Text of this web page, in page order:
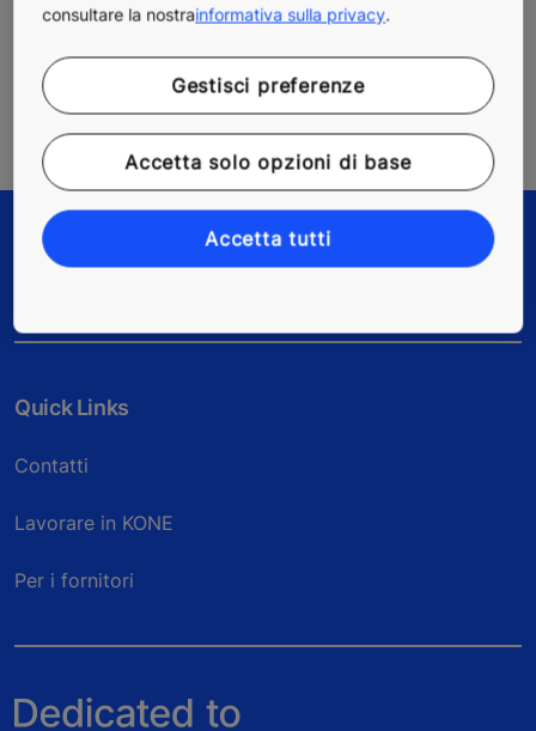
Quick Links
Contatti
Lavorare in KONE
Per i fornitori
consultare la nostrainformativa sulla privacy.
Gestisci preferenze
Accetta solo opzioni di base
Accetta tutti